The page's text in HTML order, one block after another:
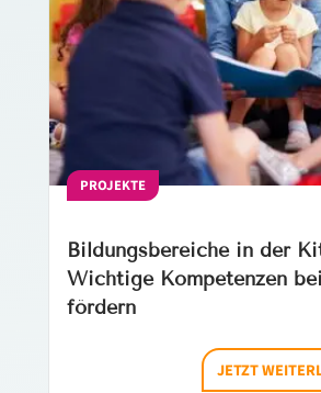
PROJEKTE
Bildungsbereiche in der
Wichtige Kompetenzen
fördern
JETZT